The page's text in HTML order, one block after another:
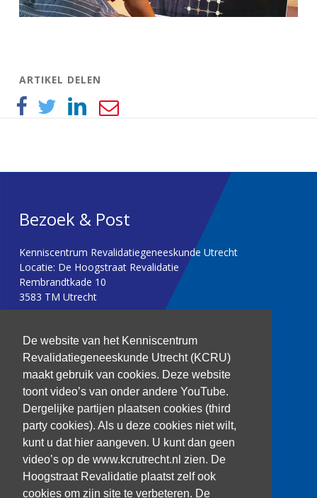
De website van het Kenniscentrum
Revalidatiegeneeskunde Utrecht (KCRU)
maakt gebruik van cookies. Deze website
toont video’s van onder andere YouTube.
Dergelijke partijen plaatsen cookies (third
party cookies). Als u deze cookies niet wilt,
kunt u dat hier aangeven. U kunt dan geen
video’s op de www.kcrutrecht.nl zien. De
Hoogstraat Revalidatie plaatst zelf ook
cookies om zijn site te verbeteren. De
ARTIKEL DELEN
Bezoek & Post
Kenniscentrum Revalidatiegeneeskunde Utrecht
Locatie: De Hoogstraat Revalidatie
Rembrandtkade 10
3583 TM Utrecht
kenniscentrum@dehoogstraat.nl
Over het KCRU
Samenwerkingen
Onze onderzoekers
Procedure onderzoeker